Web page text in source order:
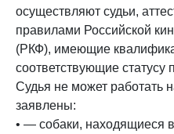
осуществляют судьи,
правилами Российской
(РКФ), имеющие
соответствующие статусу
Судья не может работать
заявлены:
• — собаки, находящиеся